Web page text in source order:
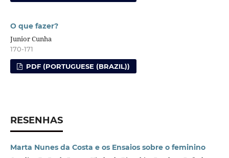
O que fazer?
Junior Cunha
170-171
PDF (PORTUGUESE (BRAZIL))
RESENHAS
Marta Nunes da Costa e os Ensaios sobre o feminino